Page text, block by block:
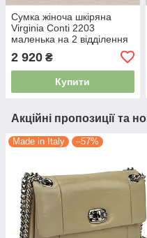
Сумка жіноча шкіряна
Virginia Conti 2203
маленька на 2 відділення
2 920 ₴
Купити
Акційні пропозиції та
Made in Italy –57%